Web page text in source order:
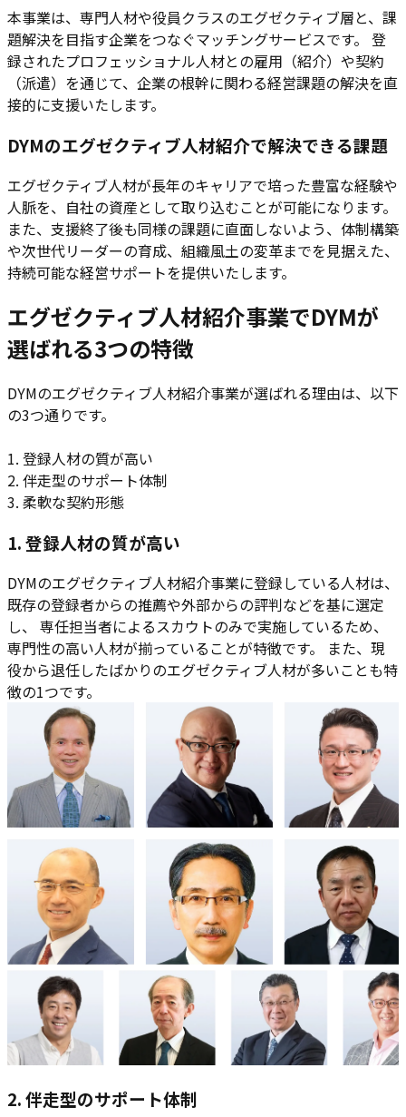
本事業は、専門人材や役員クラスのエグゼクティブ層と、課
題解決を目指す企業をつなぐマッチングサービスです。 登
録されたプロフェッショナル人材との雇用（紹介）や契約
（派遣）を通じて、企業の根幹に関わる経営課題の解決を直
接的に支援いたします。
DYMのエグゼクティブ人材紹介で解決できる課題
エグゼクティブ人材が長年のキャリアで培った豊富な経験や
人脈を、自社の資産として取り込むことが可能になります。
また、支援終了後も同様の課題に直面しないよう、体制構築
や次世代リーダーの育成、組織風土の変革までを見据えた、
持続可能な経営サポートを提供いたします。
エグゼクティブ人材紹介事業でDYMが
選ばれる3つの特徴
DYMのエグゼクティブ人材紹介事業が選ばれる理由は、以下
の3つ通りです。
1. 登録人材の質が高い
2. 伴走型のサポート体制
3. 柔軟な契約形態
1. 登録人材の質が高い
DYMのエグゼクティブ人材紹介事業に登録している人材は、
既存の登録者からの推薦や外部からの評判などを基に選定
し、 専任担当者によるスカウトのみで実施しているため、
専門性の高い人材が揃っていることが特徴です。 また、現
役から退任したばかりのエグゼクティブ人材が多いことも特
徴の1つです。
2. 伴走型のサポート体制